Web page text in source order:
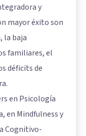
y
mayor éxito son
la baja
familiares, el
déficits de
en Psicología
en Mindfulness y
Cognitivo-